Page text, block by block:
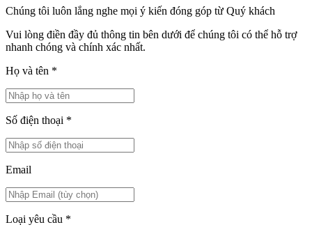
Chúng tôi luôn lắng nghe mọi ý kiến đóng góp từ Quý khách
Vui lòng điền đầy đủ thông tin bên dưới để chúng tôi có thể hỗ trợ
nhanh chóng và chính xác nhất.
Họ và tên *
Số điện thoại *
Email
Loại yêu cầu *